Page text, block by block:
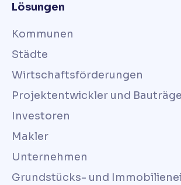
Lösungen
Kommunen
Städte
Wirtschaftsförderungen
Projektentwickler und
Investoren
Makler
Unternehmen
Grundstücks- und